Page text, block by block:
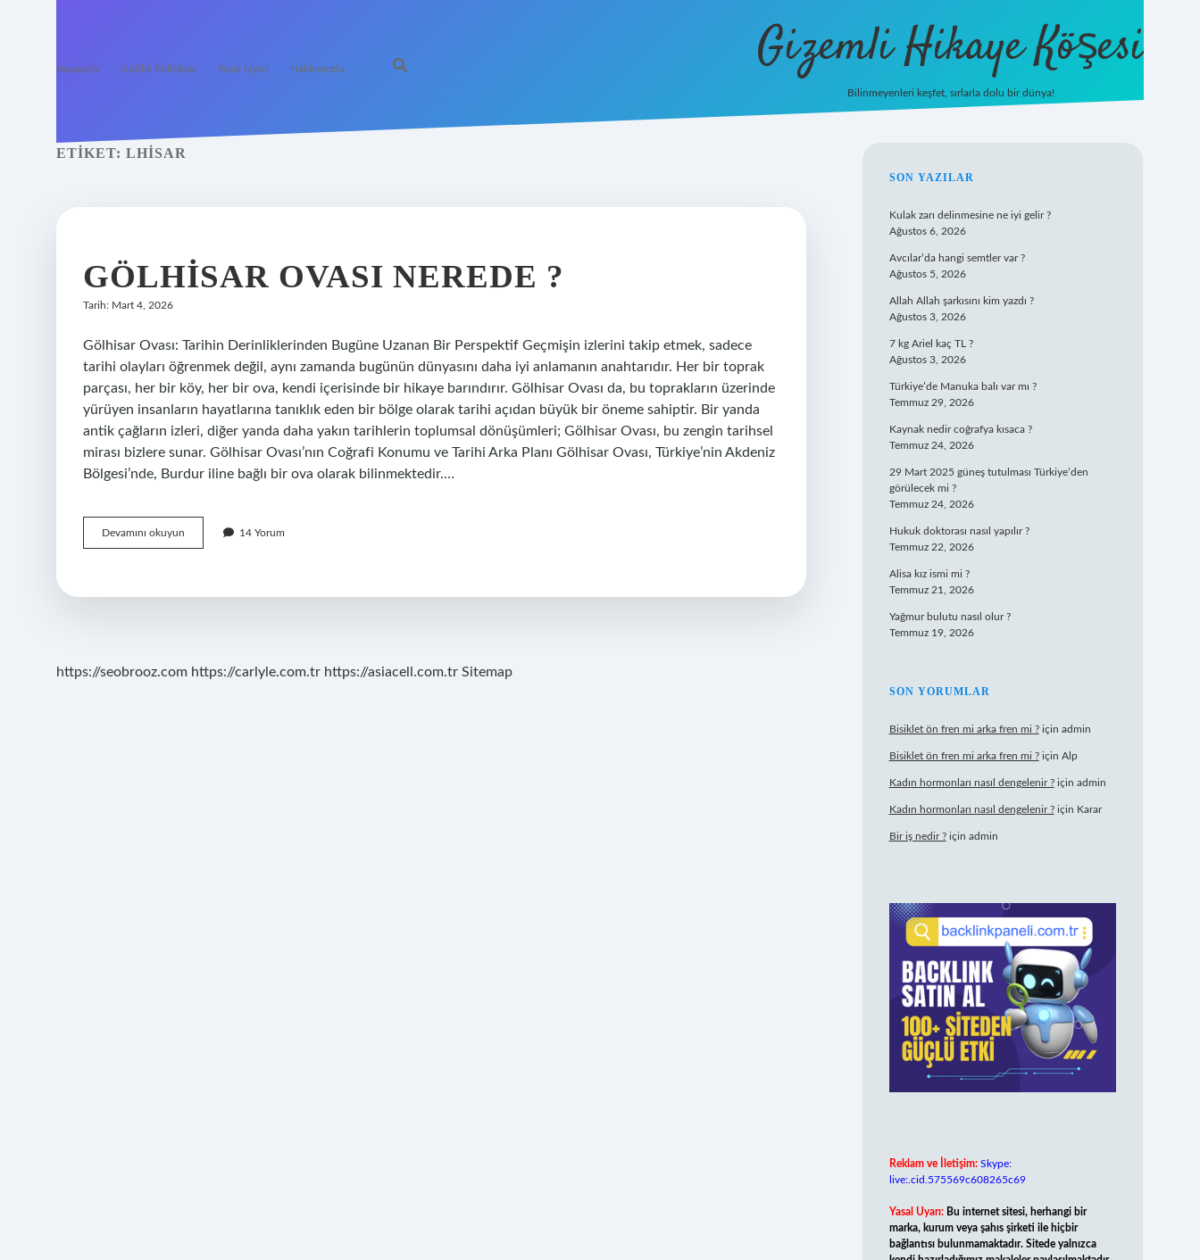
Anasayfa Gizlilik Politikası Yasal Uyarı Hakkımızda Gizemli Hikaye Köşesi
Bilinmeyenleri keşfet, sırlarla dolu bir dünya!
ETIKET: LHISAR
GÖLHISAR OVASI NEREDE ?
Tarih: Mart 4, 2026
Gölhisar Ovası: Tarihin Derinliklerinden Bugüne Uzanan Bir Perspektif Geçmişin izlerini takip etmek, sadece
tarihi olayları öğrenmek değil, aynı zamanda bugünün dünyasını daha iyi anlamanın anahtarıdır. Her bir toprak
parçası, her bir köy, her bir ova, kendi içerisinde bir hikaye barındırır. Gölhisar Ovası da, bu toprakların üzerinde
yürüyen insanların hayatlarına tanıklık eden bir bölge olarak tarihi açıdan büyük bir öneme sahiptir. Bir yanda
antik çağların izleri, diğer yanda daha yakın tarihlerin toplumsal dönüşümleri; Gölhisar Ovası, bu zengin tarihsel
mirası bizlere sunar. Gölhisar Ovası’nın Coğrafi Konumu ve Tarihi Arka Planı Gölhisar Ovası, Türkiye’nin Akdeniz
Bölgesi’nde, Burdur iline bağlı bir ova olarak bilinmektedir.…
Devamını okuyun
ovası
14 Yorum
https://seobrooz.com https://carlyle.com.tr https://asiacell.com.tr Sitemap
SIDEBAR
SON YAZILAR
Kulak zarı delinmesine ne iyi gelir ?
Ağustos 6, 2026
Avcılar’da hangi semtler var ?
Ağustos 5, 2026
Allah Allah şarkısını kim yazdı ?
Ağustos 3, 2026
7 kg Ariel kaç TL ?
Ağustos 3, 2026
Türkiye’de Manuka balı var mı ?
Temmuz 29, 2026
Kaynak nedir coğrafya kısaca ?
Temmuz 24, 2026
29 Mart 2025 güneş tutulması Türkiye’den
görülecek mi ?
Temmuz 24, 2026
Hukuk doktorası nasıl yapılır ?
Temmuz 22, 2026
Alisa kız ismi mi ?
Temmuz 21, 2026
Yağmur bulutu nasıl olur ?
Temmuz 19, 2026
SON YORUMLAR
Bisiklet ön fren mi arka fren mi ?için admin
Bisiklet ön fren mi arka fren mi ?için Alp
Kadın hormonları nasıl dengelenir ?için admin
Kadın hormonları nasıl dengelenir ?için Karar
Bir iş nedir ?için admin
Reklam ve İletişim: Skype:
live:.cid.575569c608265c69
Yasal Uyarı: Bu internet sitesi, herhangi bir
marka, kurum veya şahıs şirketi ile hiçbir
bağlantısı bulunmamaktadır. Sitede yalnızca